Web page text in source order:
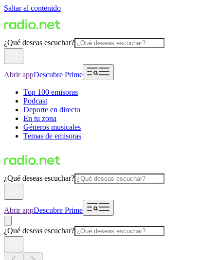
Saltar al contenido
¿Qué deseas escuchar?
Abrir appDescubre Prime
Top 100 emisoras
Podcast
Deporte en directo
En tu zona
Géneros musicales
Temas de emisoras
¿Qué deseas escuchar?
Abrir appDescubre Prime
¿Qué deseas escuchar?